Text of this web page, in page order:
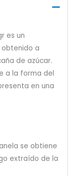
es un
a
de azúcar.
a la forma del
en una
se obtiene
extraído de la